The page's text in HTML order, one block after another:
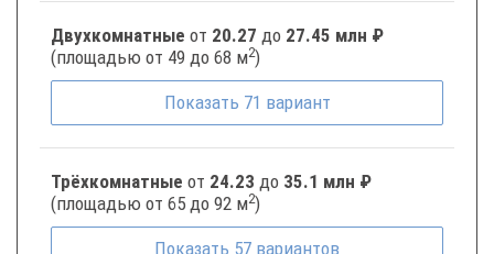
Двухкомнатные от 20.27 до 27.45 млн ₽
(площадью от 49 до 68 м2)
Показать 71 вариант
Трёхкомнатные от 24.23 до 35.1 млн ₽
(площадью от 65 до 92 м2)
Показать 57 вариантов